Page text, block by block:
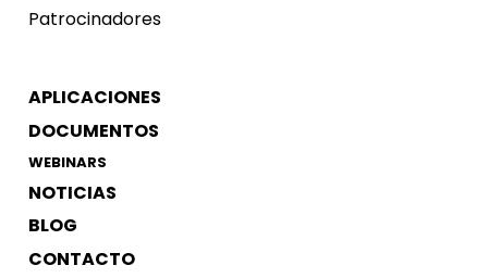
Patrocinadores
APLICACIONES
DOCUMENTOS
WEBINARS
NOTICIAS
BLOG
CONTACTO